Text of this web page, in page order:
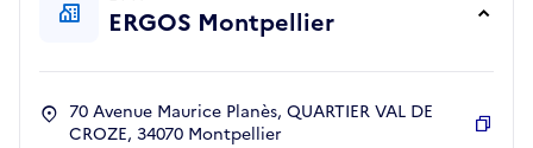
ERGOS Montpellier
70 Avenue Maurice Planès, QUARTIER VAL DE
CROZE, 34070 Montpellier